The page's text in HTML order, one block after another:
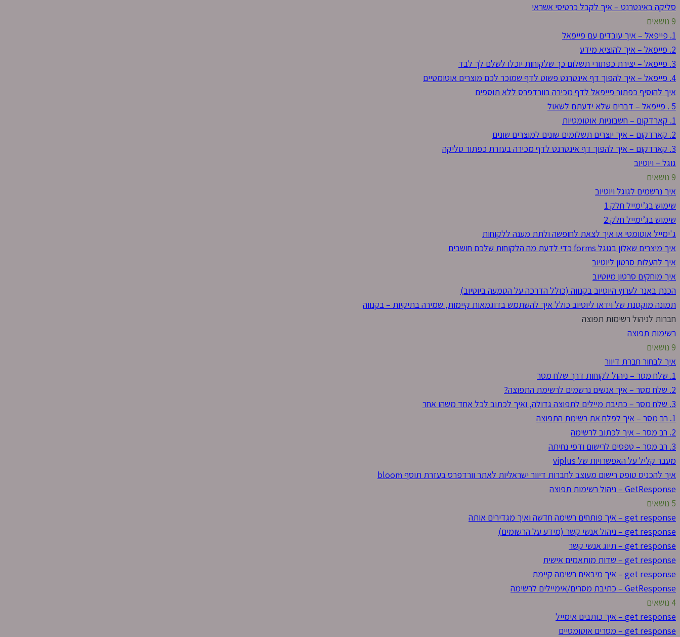
סליקה באינטרנט – איך לקבל כרטיסי אשראי
9 נושאים
1. פייפאל – איך עובדים עם פייפאל
2. פייפאל – איך להוציא מידע
3. פייפאל – יצירת כפתורי תשלום כך שלקוחות יוכלו לשלם לך לבד
4. פייפאל – איך להפוך דף אינטרנט פשוט לדף שמוכר לכם מוצרים אוטומטיים
איך להוסיף כפתור פייפאל לדף מכירה בוורדפרס ללא תוספים
5 . פייפאל – דברים שלא ידעתם לשאול
1. קארדקום – חשבוניות אוטומטיות
2. קארדקום – איך יוצרים תשלומים שונים למוצרים שונים
3. קארדקום – איך להפוך דף אינטרנט לדף מכירה בעזרת כפתור סליקה
גוגל – ויוטיוב
9 נושאים
איך נרשמים לגוגל ויוטיוב
שימוש בג’ימייל חלק 1
שימוש בג’ימייל חלק 2
ג'ימייל אוטומטי או איך לצאת לחופשה ולתת מענה ללקוחות
איך מיצרים שאלון בגוגל forms כדי לדעת מה הלקוחות שלכם חושבים
איך להעלות סרטון ליוטיוב
איך מוחקים סרטון מיוטיוב
הכנת באנר לערוץ היוטיוב בקנווה (כולל הדרכה על הטמעה ביוטיוב)
תמונה מוקטנת של וידאו ליוטיוב כולל איך להשתמש בדוגמאות קיימות, שמירה בתיקיות – בקנווה
חברות לניהול רשימות תפוצה
רשימות תפוצה
9 נושאים
איך לבחור חברת דיוור
1. שלח מסר – ניהול לקוחות דרך שלח מסר
2. שלח מסר – איך אנשים נרשמים לרשימת התפוצה?
3. שלח מסר – כתיבת מיילים לתפוצה גדולה, ואיך לכתוב לכל אחד משהו אחר
1. רב מסר – איך לפלח את רשימת התפוצה
2. רב מסר – איך לכתוב לרשימה
3. רב מסר – טפסים לרישום ודפי נחיתה
מעבר קליל על האפשרויות של viplus
איך להכניס טופס רישום מעוצב לחברות דיוור ישראליות לאתר וורדפרס בעזרת תוסף bloom
GetResponse – ניהול רשימות תפוצה
5 נושאים
get response – איך פותחים רשימה חדשה ואיך מגדירים אותה
get response – ניהול אנשי קשר (מידע על הרשומים)
get response – תיוג אנשי קשר
get response – שדות מותאמים אישית
get response – איך מיבאים רשימה קיימת
GetResponse – כתיבת מסרים/אימיילים לרשימה
4 נושאים
get response – איך כותבים אימייל
get response – מסרים אוטומטיים